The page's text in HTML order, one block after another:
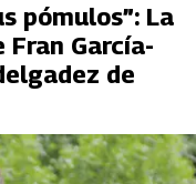
pómulos”: La
García-
de